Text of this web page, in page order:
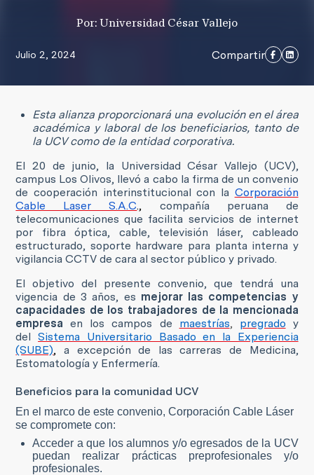
Por: Universidad César Vallejo
Julio 2, 2024 Compartir
Esta alianza proporcionará una evolución en el área
académica y laboral de los beneficiarios, tanto de
la UCV como de la entidad corporativa.
El 20 de junio, la Universidad César Vallejo (UCV),
campus Los Olivos, llevó a cabo la firma de un convenio
de cooperación interinstitucional con la Corporación
Cable Laser S.A.C., compañía peruana de
telecomunicaciones que facilita servicios de internet
por fibra óptica, cable, televisión láser, cableado
estructurado, soporte hardware para planta interna y
vigilancia CCTV de cara al sector público y privado.
El objetivo del presente convenio, que tendrá una
vigencia de 3 años, es mejorar las competencias y
capacidades de los trabajadores de la mencionada
empresa en los campos de maestrías, pregrado y
del Sistema Universitario Basado en la Experiencia
(SUBE), a excepción de las carreras de Medicina,
Estomatología y Enfermería.
Beneficios para la comunidad UCV
En el marco de este convenio, Corporación Cable Láser
se compromete con:
Acceder a que los alumnos y/o egresados de la UCV
puedan realizar prácticas preprofesionales y/o
profesionales.